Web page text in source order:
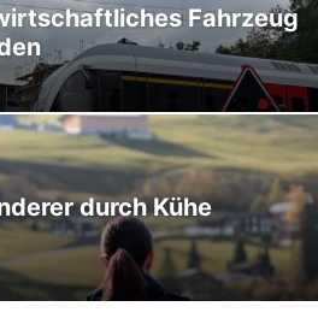
Fahrzeug
durch Kühe